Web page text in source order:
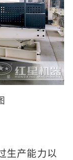
生产能力以